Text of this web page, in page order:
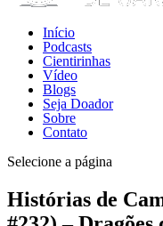
Início
Podcasts
Cientirinhas
Vídeo
Blogs
Seja Doador
Sobre
Contato
Selecione a página
Histórias de